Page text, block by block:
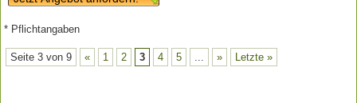
* Pflichtangaben
Seite 3 von 9 « 1 2 3 4 5 ... » Letzte »